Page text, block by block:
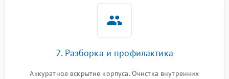
2. Разборка и профилактика
Аккуратное вскрытие корпуса. Очистка внутренних